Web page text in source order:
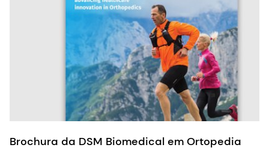
Brochura da DSM Biomedical em Ortopedia